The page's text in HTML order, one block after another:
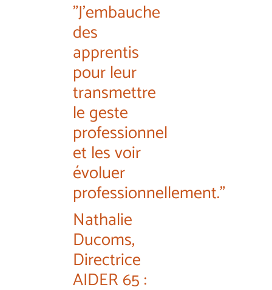
"J'embauche
des
apprentis
pour leur
transmettre
le geste
professionnel
et les voir
évoluer
professionnellement."
Nathalie
Ducoms,
Directrice
AIDER 65 :